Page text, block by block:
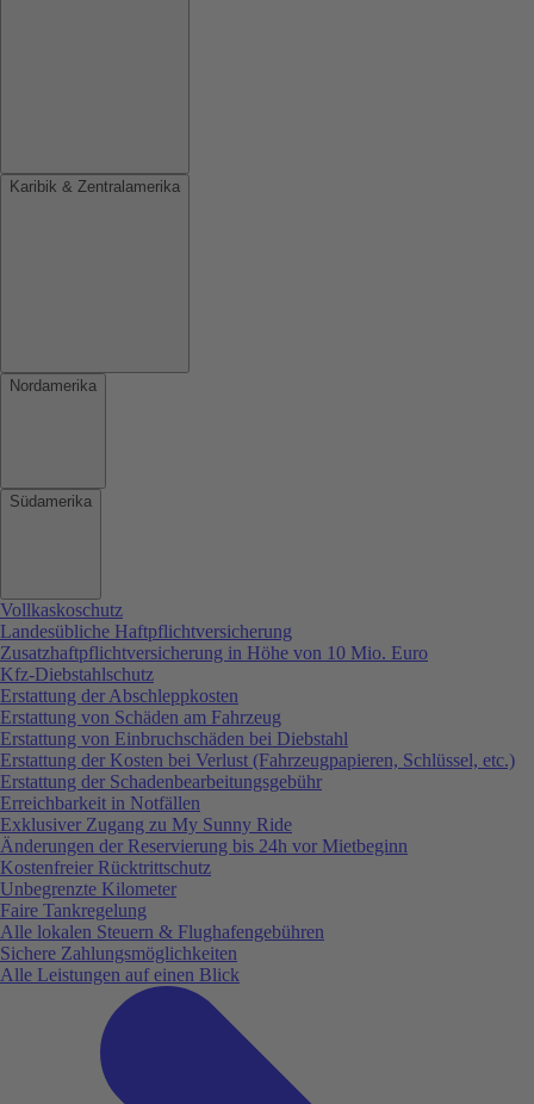
Karibik & Zentralamerika
Nordamerika
Südamerika
Vollkaskoschutz
Landesübliche Haftpflichtversicherung
Zusatzhaftpflichtversicherung in Höhe von 10 Mio. Euro
Kfz-Diebstahlschutz
Erstattung der Abschleppkosten
Erstattung von Schäden am Fahrzeug
Erstattung von Einbruchschäden bei Diebstahl
Erstattung der Kosten bei Verlust (Fahrzeugpapieren, Schlüssel, etc.)
Erstattung der Schadenbearbeitungsgebühr
Erreichbarkeit in Notfällen
Exklusiver Zugang zu My Sunny Ride
Änderungen der Reservierung bis 24h vor Mietbeginn
Kostenfreier Rücktrittschutz
Unbegrenzte Kilometer
Faire Tankregelung
Alle lokalen Steuern & Flughafengebühren
Sichere Zahlungsmöglichkeiten
Alle Leistungen auf einen Blick